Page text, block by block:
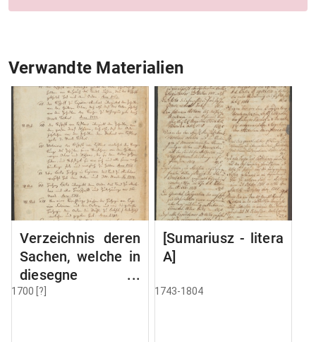
Verwandte Materialien
Verzeichnis deren
Sachen, welche in
diesegne
Volumine MSC
1700 [?]
[Sumariusz - litera
A]
1743-1804